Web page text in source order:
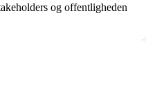
og offentligheden